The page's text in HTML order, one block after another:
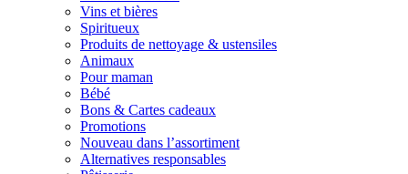
Vins et bières
Spiritueux
Produits de nettoyage & ustensiles
Animaux
Pour maman
Bébé
Bons & Cartes cadeaux
Promotions
Nouveau dans l’assortiment
Alternatives responsables